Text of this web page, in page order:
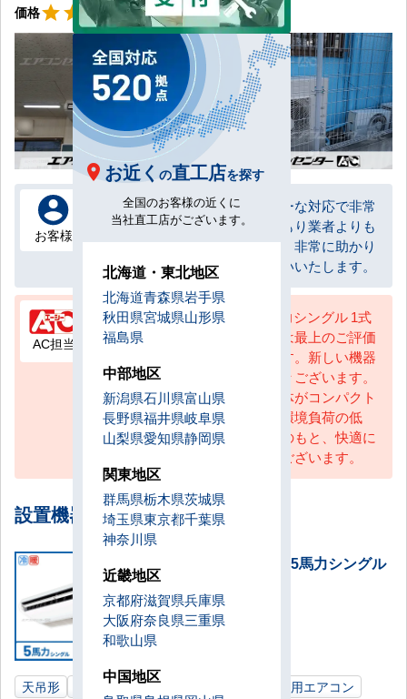
価格 星5
starstarstarstarstar
お客様
とにかく最初からスピーディーな対応で非常
に満足しています。合い見積もり業者よりも
価格の面でもメリットがあり、非常に助かり
ました。次回もよろしくお願いいたします。
AC担当
天井吊形 業務用エアコン 5馬力シングル 1式
を設置いたしました。この度は最上のご評価
をいただき大変嬉しく思います。新しい機器
への入れ替えのメリットは様々ございます。
①電気代が抑えられる ②本体がコンパクト
になる ③静音性が高い ④環境負荷の低
減 などです。新しい空調機のもと、快適に
お過ごしいただければ幸いでございます。
設置機器一覧
天井吊形 業務用エアコン 5馬力シングル
設置数：1式
天吊形 運送業事務所 業務用エアコン
お近く の直工店を探す
全国のお客様の近くに
当社直工店がございます。
北海道・東北地区
北海道青森県岩手県
秋田県宮城県山形県
福島県
中部地区
新潟県石川県富山県
長野県福井県岐阜県
山梨県愛知県静岡県
関東地区
群馬県栃木県茨城県
埼玉県東京都千葉県
神奈川県
近畿地区
京都府滋賀県兵庫県
大阪府奈良県三重県
和歌山県
中国地区